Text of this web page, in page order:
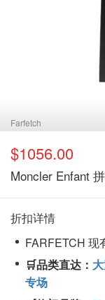
Farfetch
$1056.00
Moncler Enfant
折扣详情
FARFETCH 现
🛒品类直达：
专场